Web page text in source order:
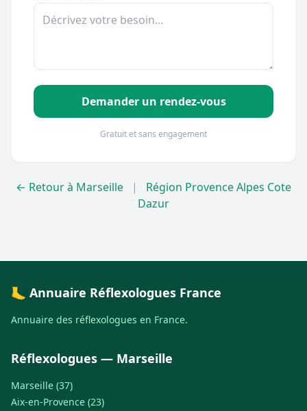
Demander un rendez-vous
Gratuit et sans engagement
← Retour à Marseille |
Région Provence Alpes Cote
Dazur
🦶 Annuaire Réflexologues France
Annuaire des réflexologues en France.
Réflexologues — Marseille
Marseille (37)
Aix-en-Provence (23)